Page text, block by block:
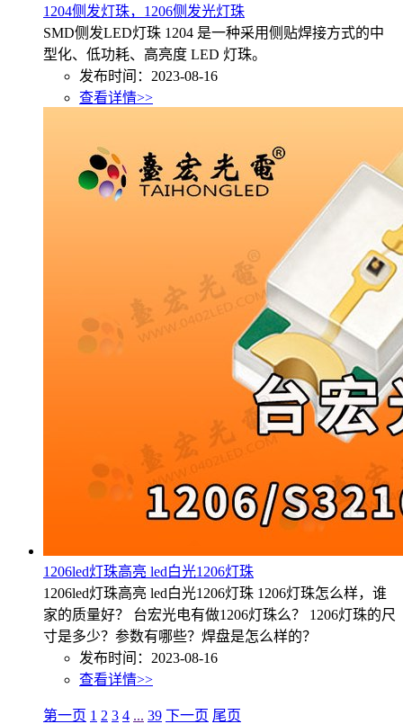
1204侧发灯珠，1206侧发光灯珠
SMD侧发LED灯珠 1204 是一种采用侧贴焊接方式的中
型化、低功耗、高亮度 LED 灯珠。
发布时间：2023-08-16
查看详情>>
1206led灯珠高亮 led白光1206灯珠
1206led灯珠高亮 led白光1206灯珠 1206灯珠怎么样，谁
家的质量好？ 台宏光电有做1206灯珠么？ 1206灯珠的尺
寸是多少？参数有哪些？焊盘是怎么样的？
发布时间：2023-08-16
查看详情>>
第一页 1 2 3 4 ... 39 下一页 尾页